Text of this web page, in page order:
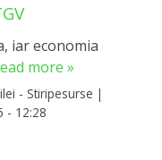
iar economia
more »
- Stiripesurse |
- 12:28